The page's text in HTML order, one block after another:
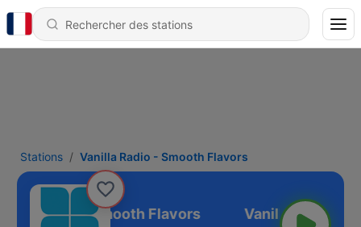
Stations Vanilla Radio - Smooth Flavors
Radio - Smooth Flavors